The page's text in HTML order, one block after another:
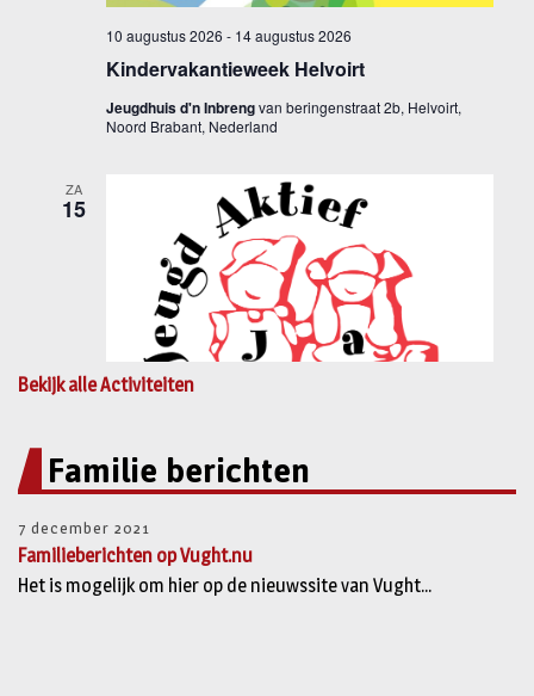
Bekijk alle Activiteiten
Familie berichten
7 december 2021
Familieberichten op Vught.nu
Het is mogelijk om hier op de nieuwssite van Vught...